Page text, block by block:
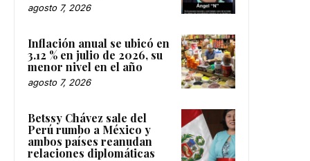
agosto 7, 2026
Inflación anual se ubicó en
3.12 % en julio de 2026, su
menor nivel en el año
agosto 7, 2026
Betssy Chávez sale del
Perú rumbo a México y
ambos países reanudan
relaciones diplomáticas